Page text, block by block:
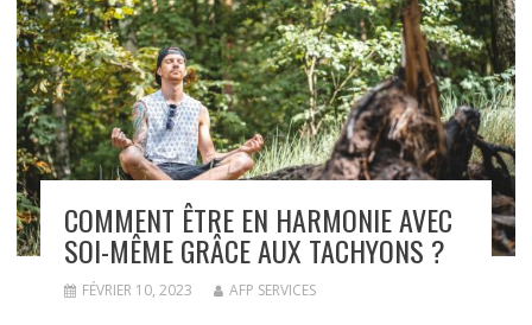
COMMENT ÊTRE EN HARMONIE AVEC
SOI-MÊME GRÂCE AUX TACHYONS ?
FÉVRIER 10, 2023 AFP SERVICES